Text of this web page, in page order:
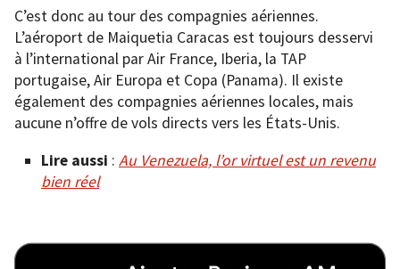
C’est donc au tour des compagnies aériennes.
L’aéroport de Maiquetia Caracas est toujours desservi
à l’international par Air France, Iberia, la TAP
portugaise, Air Europa et Copa (Panama). Il existe
également des compagnies aériennes locales, mais
aucune n’offre de vols directs vers les États-Unis.
Lire aussi : Au Venezuela, l’or virtuel est un revenu
bien réel